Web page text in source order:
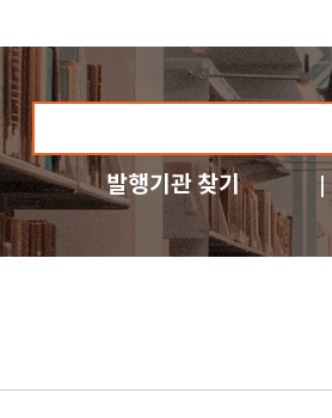
발행기관 찾기